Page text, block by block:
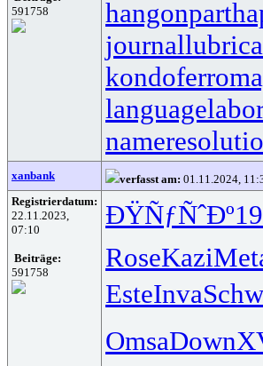
591758
hangonpart
xanbank verfasst am: 01.11.2024,
Registrierdatum:
22.11.2023,
07:10
Beiträge:
591758
ÐŸÑƒÑˆÐº
RoseKazi
EsteInvaSchw
OmsaDown